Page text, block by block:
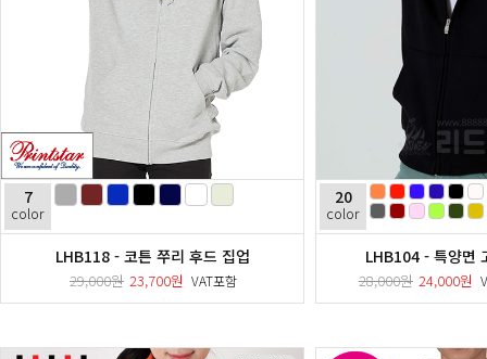
7
color
LHB118 - 코튼 쭈리 후드 집업
29,000원 23,700원 VAT포함
20
color
LHB104 - 특양면
28,000원 24,000원